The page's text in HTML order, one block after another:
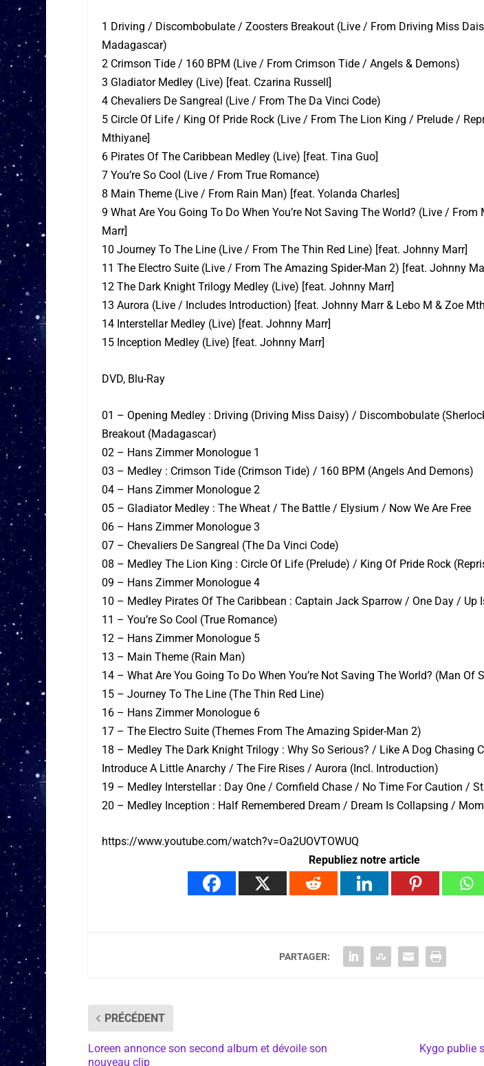
1 Driving / Discombobulate / Zoosters Breakout (Live / From Driving Miss
Madagascar)
2 Crimson Tide / 160 BPM (Live / From Crimson Tide / Angels & Demons)
3 Gladiator Medley (Live) [feat. Czarina Russell]
4 Chevaliers De Sangreal (Live / From The Da Vinci Code)
5 Circle Of Life / King Of Pride Rock (Live / From The Lion King / Prelude /
Mthiyane]
6 Pirates Of The Caribbean Medley (Live) [feat. Tina Guo]
7 You’re So Cool (Live / From True Romance)
8 Main Theme (Live / From Rain Man) [feat. Yolanda Charles]
9 What Are You Going To Do When You’re Not Saving The World? (Live /
Marr]
10 Journey To The Line (Live / From The Thin Red Line) [feat. Johnny Marr]
11 The Electro Suite (Live / From The Amazing Spider-Man 2) [feat. Johnny
12 The Dark Knight Trilogy Medley (Live) [feat. Johnny Marr]
13 Aurora (Live / Includes Introduction) [feat. Johnny Marr & Lebo M & Zoe
14 Interstellar Medley (Live) [feat. Johnny Marr]
15 Inception Medley (Live) [feat. Johnny Marr]
DVD, Blu-Ray
01 – Opening Medley : Driving (Driving Miss Daisy) / Discombobulate
Breakout (Madagascar)
02 – Hans Zimmer Monologue 1
03 – Medley : Crimson Tide (Crimson Tide) / 160 BPM (Angels And Demons)
04 – Hans Zimmer Monologue 2
05 – Gladiator Medley : The Wheat / The Battle / Elysium / Now We Are Free
06 – Hans Zimmer Monologue 3
07 – Chevaliers De Sangreal (The Da Vinci Code)
08 – Medley The Lion King : Circle Of Life (Prelude) / King Of Pride Rock
09 – Hans Zimmer Monologue 4
10 – Medley Pirates Of The Caribbean : Captain Jack Sparrow / One Day / Up
11 – You’re So Cool (True Romance)
12 – Hans Zimmer Monologue 5
13 – Main Theme (Rain Man)
14 – What Are You Going To Do When You’re Not Saving The World? (Man Of
15 – Journey To The Line (The Thin Red Line)
16 – Hans Zimmer Monologue 6
17 – The Electro Suite (Themes From The Amazing Spider-Man 2)
18 – Medley The Dark Knight Trilogy : Why So Serious? / Like A Dog Chasing
Introduce A Little Anarchy / The Fire Rises / Aurora (Incl. Introduction)
19 – Medley Interstellar : Day One / Cornfield Chase / No Time For Caution /
20 – Medley Inception : Half Remembered Dream / Dream Is Collapsing /
https://www.youtube.com/watch?v=Oa2UOVTOWUQ
Republiez notre article
PARTAGER:
PRÉCÉDENT
Loreen annonce son second album et dévoile son
nouveau clip
Kygo publie